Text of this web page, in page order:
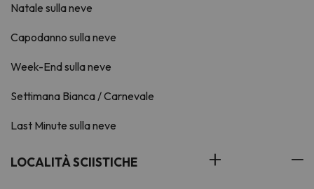
Natale sulla neve
Capodanno sulla neve
Week-End sulla neve
Settimana Bianca / Carnevale
Last Minute sulla neve
LOCALITÀ SCIISTICHE